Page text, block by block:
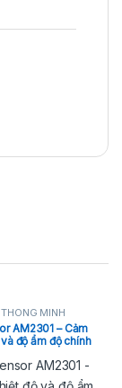
MINH
AM2301 – Cảm
độ ẩm độ chính